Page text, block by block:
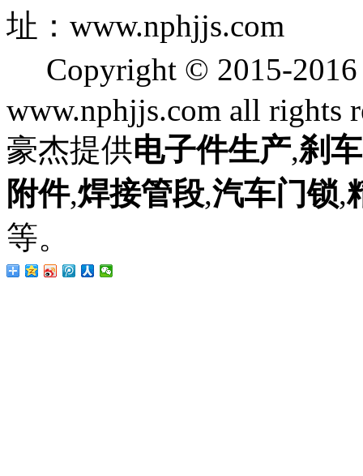
址：www.nphjjs.com
Copyright © 2015-
www.nphjjs.com all rights
豪杰提供电子件生产,刹
附件,焊接管段,汽车门锁,
等。